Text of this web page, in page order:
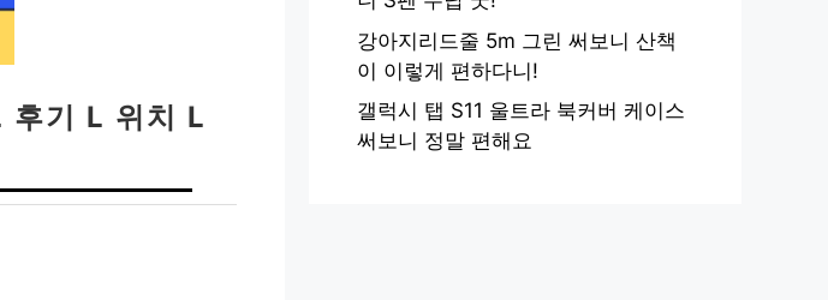
후기 L 위치 L
강아지리드줄 5m 그린 써보니 산책
이 이렇게 편하다니!
갤럭시 탭 S11 울트라 북커버 케이스
써보니 정말 편해요